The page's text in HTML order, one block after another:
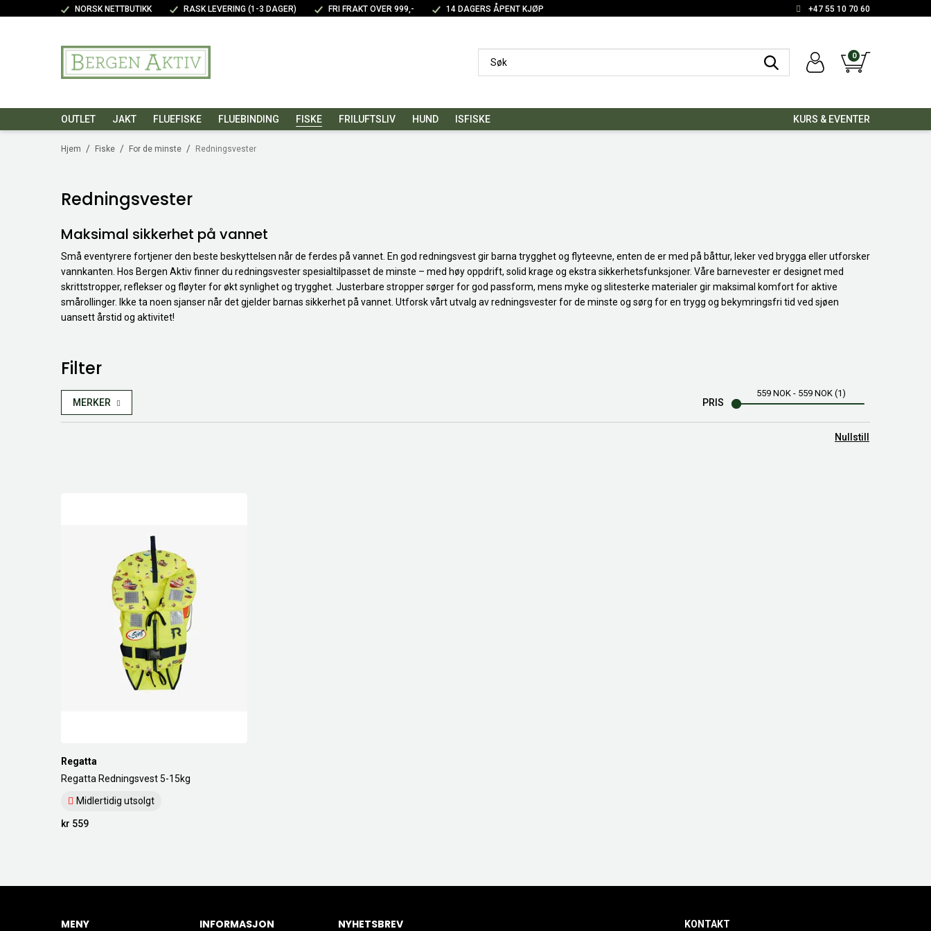
NORSK NETTBUTIKK RASK LEVERING (1-3 DAGER) FRI FRAKT OVER 999,- 14 DAGERS ÅPENT KJØP +47 55 10 70 60
0
OUTLET JAKT FLUEFISKE FLUEBINDING FISKE FRILUFTSLIV HUND ISFISKE KURS & EVENTER
/
Hjem /
Fiske /
For de minste Redningsvester
Redningsvester
Maksimal sikkerhet på vannet
Små eventyrere fortjener den beste beskyttelsen når de ferdes på vannet. En god redningsvest gir barna trygghet og flyteevne, enten de er med på båttur, leker ved brygga eller utforsker
vannkanten. Hos Bergen Aktiv finner du redningsvester spesialtilpasset de minste – med høy oppdrift, solid krage og ekstra sikkerhetsfunksjoner. Våre barnevester er designet med
skrittstropper, reflekser og fløyter for økt synlighet og trygghet. Justerbare stropper sørger for god passform, mens myke og slitesterke materialer gir maksimal komfort for aktive
smårollinger. Ikke ta noen sjanser når det gjelder barnas sikkerhet på vannet. Utforsk vårt utvalg av redningsvester for de minste og sørg for en trygg og bekymringsfri tid ved sjøen
uansett årstid og aktivitet!
Filter
MERKER PRIS
559 NOK - 559 NOK 1
Nullstill
Regatta
Regatta Redningsvest 5-15kg
Midlertidig utsolgt
kr 559
MENY INFORMASJON NYHETSBREV KONTAKT